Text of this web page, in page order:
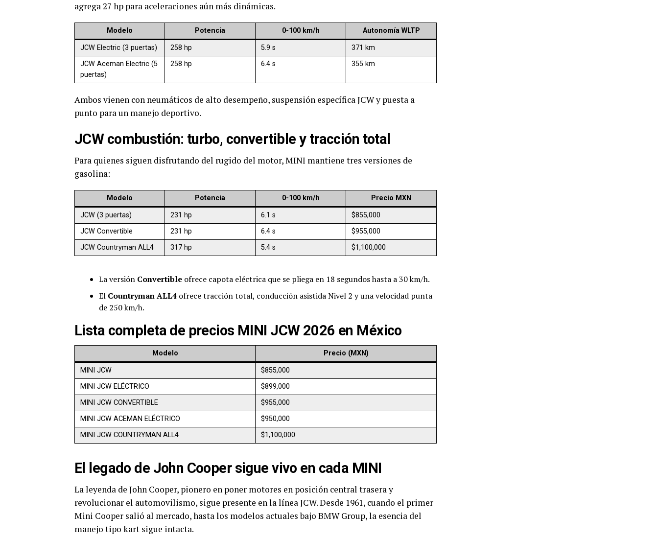
agrega 27 hp para aceleraciones aún más dinámicas.
Modelo Potencia 0-100 km/h Autonomía WLTP
JCW Electric (3 puertas) 258 hp 5.9 s
371 km
JCW Aceman Electric (5
puertas)
258 hp 6.4 s 355 km
Ambos vienen con neumáticos de alto desempeño, suspensión específica JCW y puesta a
punto para un manejo deportivo.
JCW combustión: turbo, convertible y tracción total
Para quienes siguen disfrutando del rugido del motor, MINI mantiene tres versiones de
gasolina:
Modelo Potencia 0-100 km/h Precio MXN
JCW (3 puertas) 231 hp 6.1 s
$855,000
JCW Convertible
231 hp 6.4 s
$955,000
JCW Countryman ALL4
317 hp 5.4 s $1,100,000
La versión Convertible ofrece capota eléctrica que se pliega en 18 segundos hasta a 30 km/h.
El Countryman ALL4 ofrece tracción total, conducción asistida Nivel 2 y una velocidad punta
de 250 km/h.
Lista completa de precios MINI JCW 2026 en México
Modelo Precio (MXN)
MINI JCW
$855,000
MINI JCW ELÉCTRICO
$899,000
MINI JCW CONVERTIBLE
$955,000
MINI JCW ACEMAN ELÉCTRICO
$950,000
MINI JCW COUNTRYMAN ALL4
$1,100,000
El legado de John Cooper sigue vivo en cada MINI
La leyenda de John Cooper, pionero en poner motores en posición central trasera y
revolucionar el automovilismo, sigue presente en la línea JCW. Desde 1961, cuando el primer
Mini Cooper salió al mercado, hasta los modelos actuales bajo BMW Group, la esencia del
manejo tipo kart sigue intacta.